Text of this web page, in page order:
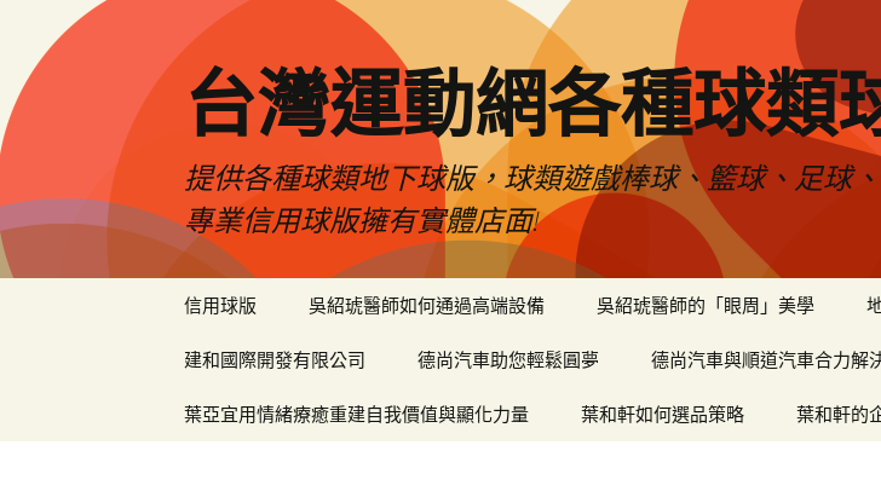
台灣運動網各種球類
提供各種球類地下球版，球類遊戲棒球、籃球、足球
專業信用球版擁有實體店面!
信用球版 吳紹琥醫師如何通過高端設備 吳紹琥醫師的「眼周」美學
建和國際開發有限公司 德尚汽車助您輕鬆圓夢 德尚汽車與順道汽車合力解
葉亞宜用情緒療癒重建自我價值與顯化力量 葉和軒如何選品策略 葉和軒的